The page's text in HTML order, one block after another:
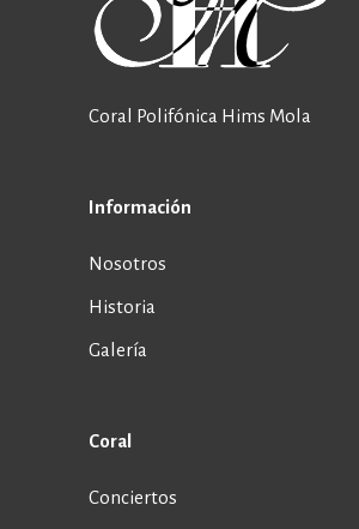
Coral Polifónica Hims Mola
Información
Nosotros
Historia
Galería
Coral
Conciertos